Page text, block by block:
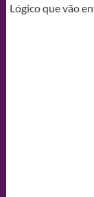
Lógico que vão